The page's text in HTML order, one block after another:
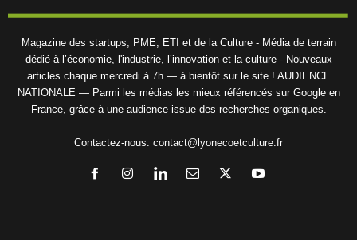
Magazine des startups, PME, ETI et de la Culture - Média de terrain
dédié à l’économie, l'industrie, l’innovation et la culture - Nouveaux
articles chaque mercredi à 7h — à bientôt sur le site ! AUDIENCE
NATIONALE — Parmi les médias les mieux référencés sur Google en
France, grâce à une audience issue des recherches organiques.
Contactez-nous: contact@lyonecoetculture.fr